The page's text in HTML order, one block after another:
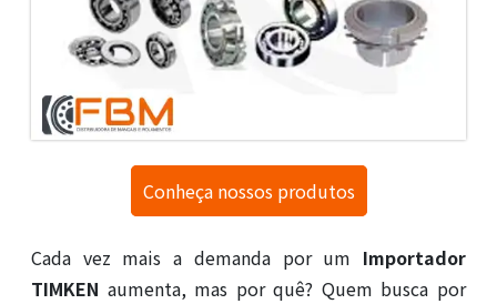
Cada vez mais a demanda por um Importador
TIMKEN aumenta, mas por quê? Quem busca por
Conheça nossos produtos